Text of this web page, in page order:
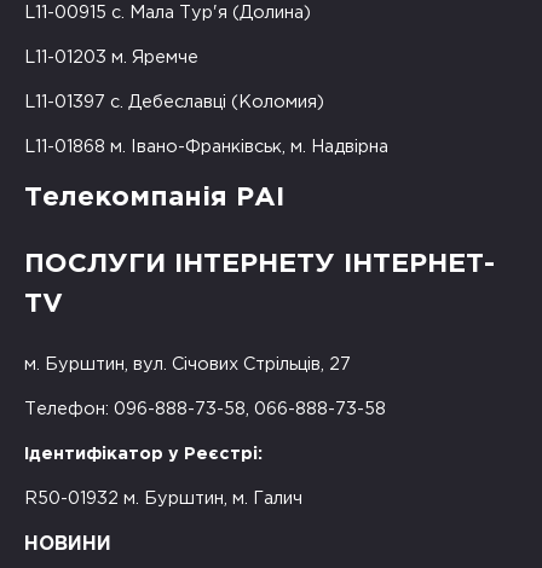
L11-00915 с. Мала Тур'я (Долина)
L11-01203 м. Яремче
L11-01397 с. Дебеславці (Коломия)
L11-01868 м. Івано-Франківськ, м. Надвірна
Телекомпанія РАІ
ПОСЛУГИ ІНТЕРНЕТУ ІНТЕРНЕТ-
TV
м. Бурштин, вул. Січових Стрільців, 27
Телефон: 096-888-73-58, 066-888-73-58
Ідентифікатор у Реєстрі:
R50-01932 м. Бурштин, м. Галич
НОВИНИ